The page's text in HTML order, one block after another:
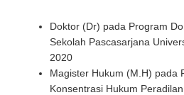
Doktor (Dr) pada Program
Sekolah Pascasarjana
2020
Magister Hukum (M.H) pada
Konsentrasi Hukum